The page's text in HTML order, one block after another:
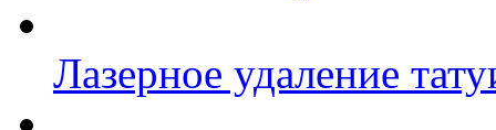
Лазерное удаление